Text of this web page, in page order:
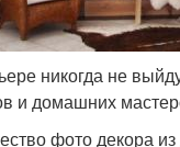
никогда не
и домашних
фото декора